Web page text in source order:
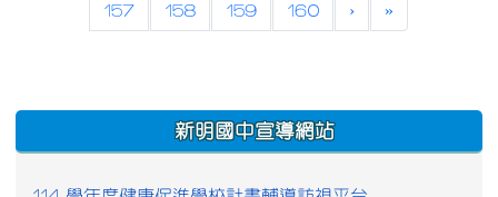
157 158 159 160 › »
:::
新明國中宣導網站